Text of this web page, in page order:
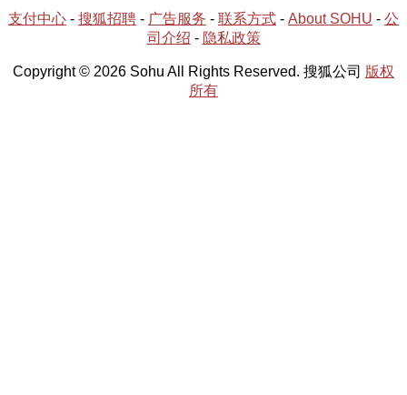
支付中心 - 搜狐招聘 - 广告服务 - 联系方式 - About SOHU - 公
司介绍 - 隐私政策
Copyright © 2026 Sohu All Rights Reserved. 搜狐公司 版权
所有